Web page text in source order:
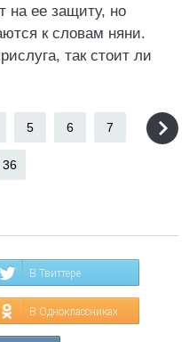
на ее защиту, но
к словам няни.
так стоит ли
5 6 7
36
В Твиттере
В Одноклассниках